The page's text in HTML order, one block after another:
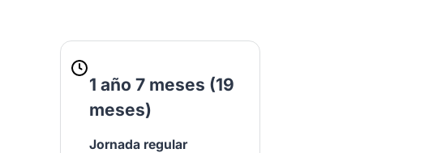
1 año 7 meses (19
meses)
Jornada regular